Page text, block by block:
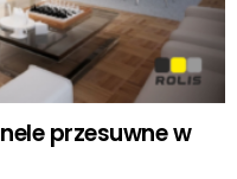
przesuwne w